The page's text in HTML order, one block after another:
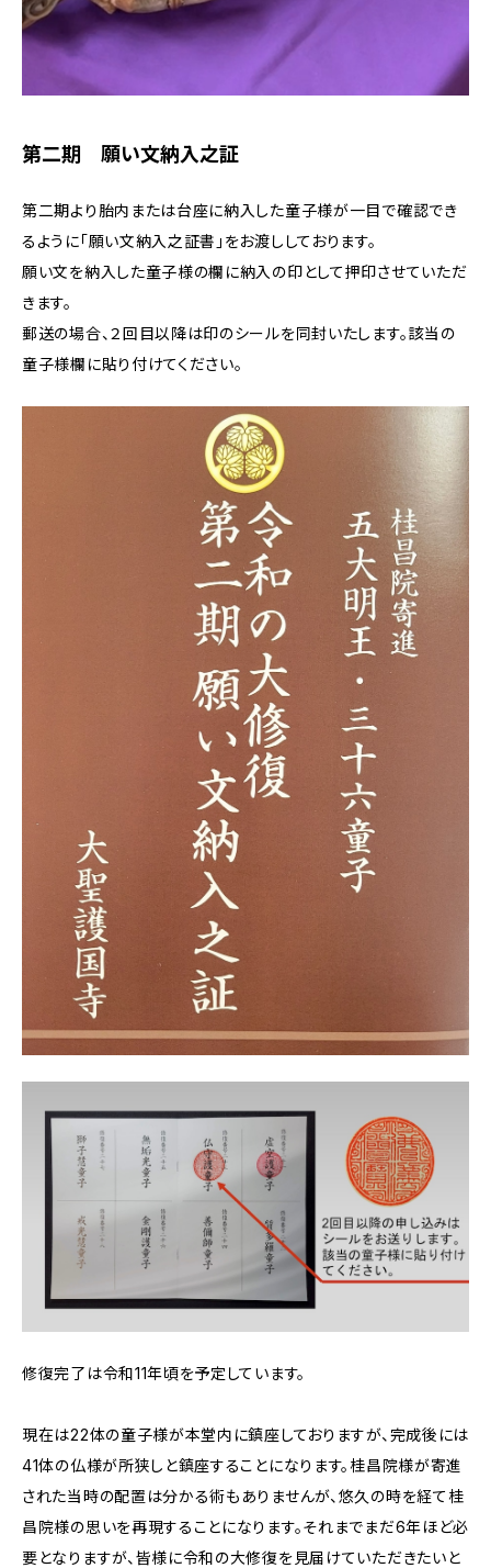
第二期 願い文納入之証
第二期より胎内または台座に納入した童子様が一目で確認でき
るように「願い文納入之証書」をお渡ししております。
願い文を納入した童子様の欄に納入の印として押印させていただ
きます。
郵送の場合、２回目以降は印のシールを同封いたします。該当の
童子様欄に貼り付けてください。
修復完了は令和11年頃を予定しています。
現在は22体の童子様が本堂内に鎮座しておりますが、完成後には
41体の仏様が所狭しと鎮座することになります。桂昌院様が寄進
された当時の配置は分かる術もありませんが、悠久の時を経て桂
昌院様の思いを再現することになります。それまでまだ6年ほど必
要となりますが、皆様に令和の大修復を見届けていただきたいと